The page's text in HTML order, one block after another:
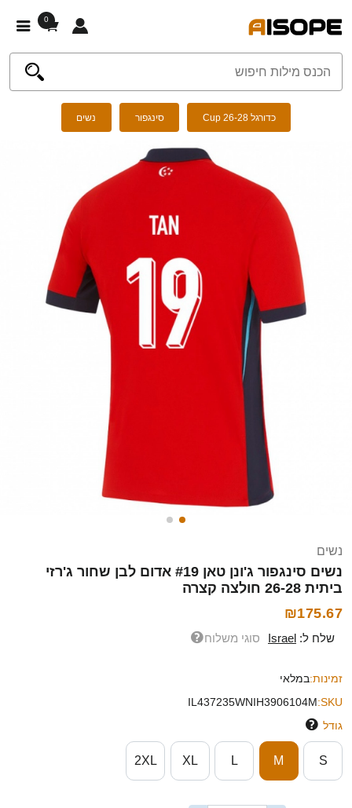
0
כדורגל Cup 26-28 סינגפור נשים
נשים
נשים סינגפור ג'ונן טאן #19 אדום לבן שחור ג'רזי
ביתית 26-28 חולצה קצרה
₪175.67
שלח ל: Israel סוגי משלוח
זמינות:במלאי
SKU:
IL437235WNIH3906104M
גודל
S
M
L
XL
2XL